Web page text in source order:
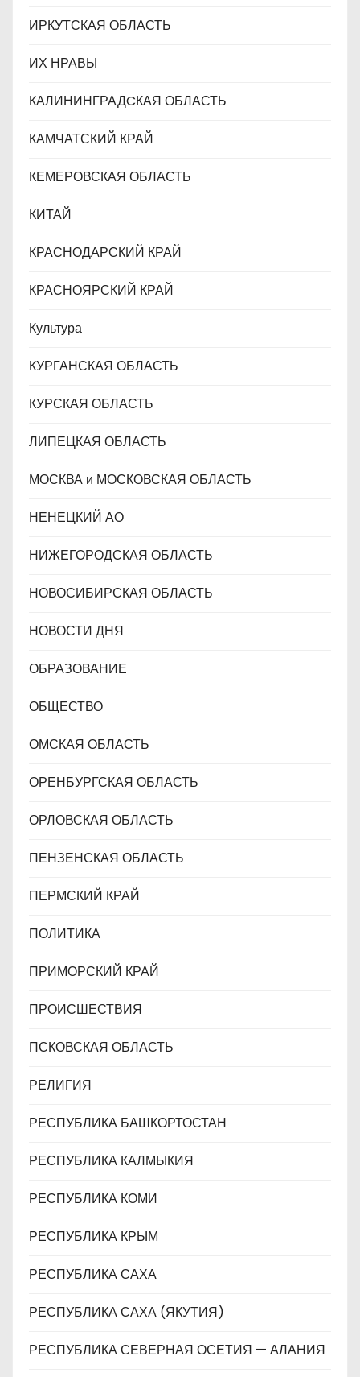
ИРКУТСКАЯ ОБЛАСТЬ
ИХ НРАВЫ
КАЛИНИНГРАДCКАЯ ОБЛАСТЬ
КАМЧАТСКИЙ КРАЙ
КЕМЕРОВСКАЯ ОБЛАСТЬ
КИТАЙ
КРАСНОДАРСКИЙ КРАЙ
КРАСНОЯРСКИЙ КРАЙ
Культура
КУРГАНСКАЯ ОБЛАСТЬ
КУРСКАЯ ОБЛАСТЬ
ЛИПЕЦКАЯ ОБЛАСТЬ
МОСКВА и МОСКОВСКАЯ ОБЛАСТЬ
НЕНЕЦКИЙ АО
НИЖЕГОРОДСКАЯ ОБЛАСТЬ
НОВОСИБИРСКАЯ ОБЛАСТЬ
НОВОСТИ ДНЯ
ОБРАЗОВАНИЕ
ОБЩЕСТВО
ОМСКАЯ ОБЛАСТЬ
ОРЕНБУРГСКАЯ ОБЛАСТЬ
ОРЛОВСКАЯ ОБЛАСТЬ
ПЕНЗЕНСКАЯ ОБЛАСТЬ
ПЕРМСКИЙ КРАЙ
ПОЛИТИКА
ПРИМОРСКИЙ КРАЙ
ПРОИСШЕСТВИЯ
ПСКОВСКАЯ ОБЛАСТЬ
РЕЛИГИЯ
РЕСПУБЛИКА БАШКОРТОСТАН
РЕСПУБЛИКА КАЛМЫКИЯ
РЕСПУБЛИКА КОМИ
РЕСПУБЛИКА КРЫМ
РЕСПУБЛИКА САХА
РЕСПУБЛИКА САХА (ЯКУТИЯ)
РЕСПУБЛИКА СЕВЕРНАЯ ОСЕТИЯ — АЛАНИЯ